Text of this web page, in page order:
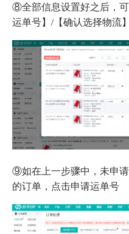
⑧全部信息设置好之后，
运单号】/【确认选择物流】
⑨如在上一步骤中，未申
的订单，点击申请运单号